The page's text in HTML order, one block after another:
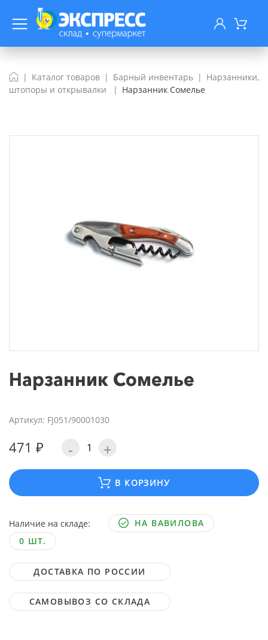
Каталог товаров Барный инвентарь
Нарзанники,
штопоры и открывалки
Нарзанник Сомелье
Нарзанник Сомелье
Артикул: FJ051/90001030
471 ₽ - +
В КОРЗИНУ
Наличие на складе:
НА ВАВИЛОВА
0 ШТ.
ДОСТАВКА ПО РОССИИ
САМОВЫВОЗ СО СКЛАДА